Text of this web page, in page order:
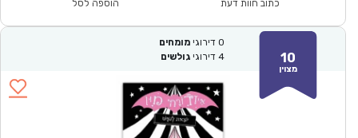
₪61.00.
כתוב חוות דעת הוספה לסל
10
מצוין
0 דירוגי מומחים
4 דירוגי גולשים